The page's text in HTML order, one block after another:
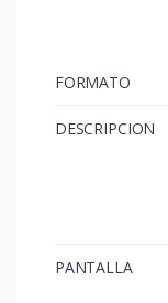
FORMATO
DESCRIPCION
PANTALLA